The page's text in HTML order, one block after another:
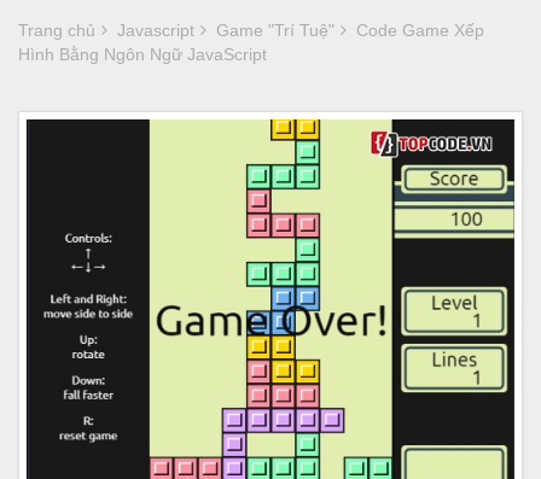
Trang chủ Javascript Game "Trí Tuệ"
Code Game Xếp
Hình Bằng Ngôn Ngữ JavaScript